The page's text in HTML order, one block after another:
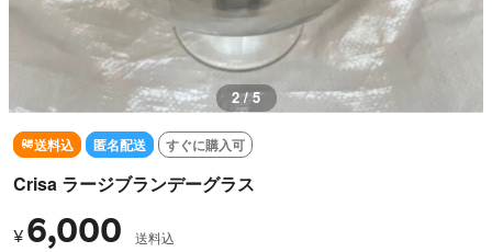
3 / 5
送料込 匿名配送 すぐに購入可
Crisa ラージブランデーグラス
¥ 6,000 送料込